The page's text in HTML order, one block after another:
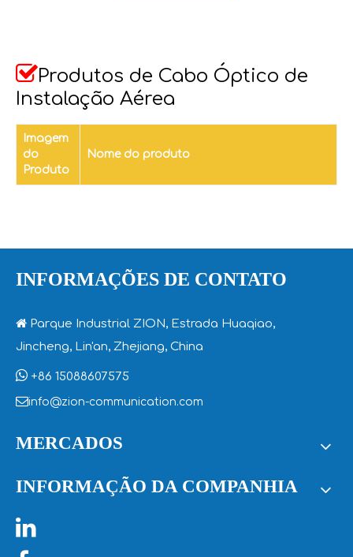
Produtos de Cabo Óptico de
Instalação Aérea
Imagem
do
Produto
Nome do produto
INFORMAÇÕES DE CONTATO
 Parque Industrial ZION, Estrada Huaqiao,
Jincheng, Lin'an, Zhejiang, China
 +86 15088607575
info@zion-communication.com
MERCADOS
INFORMAÇÃO DA COMPANHIA
